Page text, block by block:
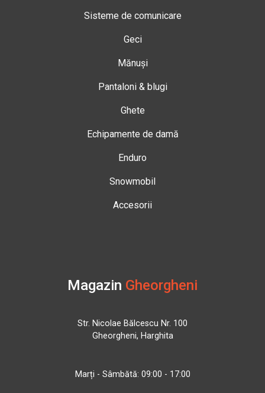
Sisteme de comunicare
Geci
Mănuși
Pantaloni & blugi
Ghete
Echipamente de damă
Enduro
Snowmobil
Accesorii
Magazin Gheorgheni
Str. Nicolae Bălcescu Nr. 100
Gheorgheni, Harghita
Marți - Sâmbătă: 09:00 - 17:00